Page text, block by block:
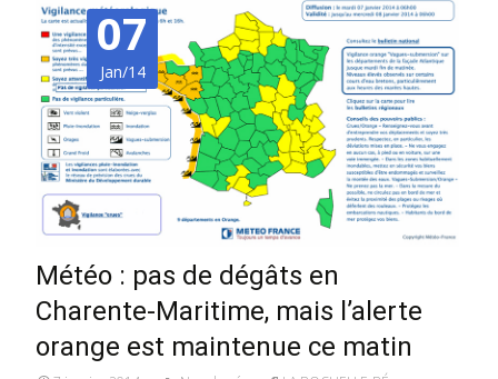
07
Jan/14
Météo : pas de dégâts en
Charente-Maritime, mais l’alerte
orange est maintenue ce matin